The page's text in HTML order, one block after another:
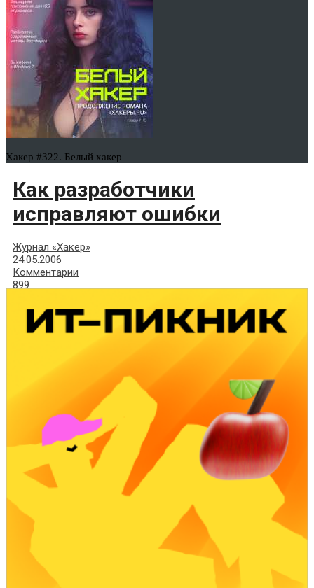
Хакер #322. Белый хакер
Как разработчики
исправляют ошибки
Журнал «Хакер»
24.05.2006
Комментарии
899